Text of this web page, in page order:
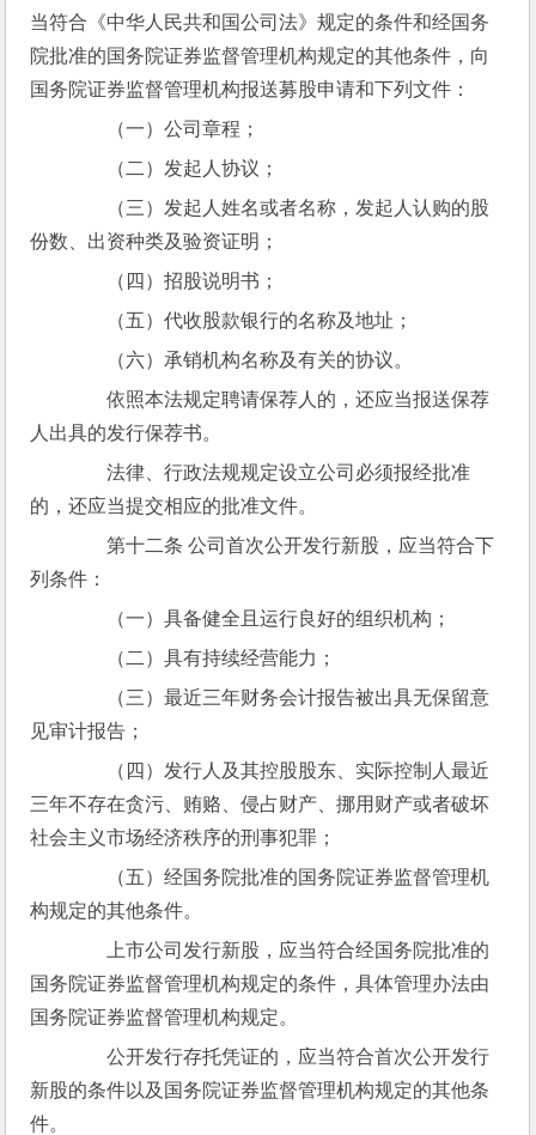
当符合《中华人民共和国公司法》规定的条件和经国务
院批准的国务院证券监督管理机构规定的其他条件，向
国务院证券监督管理机构报送募股申请和下列文件：
（一）公司章程；
（二）发起人协议；
（三）发起人姓名或者名称，发起人认购的股
份数、出资种类及验资证明；
（四）招股说明书；
（五）代收股款银行的名称及地址；
（六）承销机构名称及有关的协议。
依照本法规定聘请保荐人的，还应当报送保荐
人出具的发行保荐书。
法律、行政法规规定设立公司必须报经批准
的，还应当提交相应的批准文件。
第十二条 公司首次公开发行新股，应当符合下
列条件：
（一）具备健全且运行良好的组织机构；
（二）具有持续经营能力；
（三）最近三年财务会计报告被出具无保留意
见审计报告；
（四）发行人及其控股股东、实际控制人最近
三年不存在贪污、贿赂、侵占财产、挪用财产或者破坏
社会主义市场经济秩序的刑事犯罪；
（五）经国务院批准的国务院证券监督管理机
构规定的其他条件。
上市公司发行新股，应当符合经国务院批准的
国务院证券监督管理机构规定的条件，具体管理办法由
国务院证券监督管理机构规定。
公开发行存托凭证的，应当符合首次公开发行
新股的条件以及国务院证券监督管理机构规定的其他条
件。